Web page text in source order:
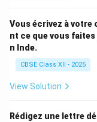
Vous écrivez à
nt ce que vous
n Inde.
CBSE Class XII - 2025
View Solution
Rédigez une lettre